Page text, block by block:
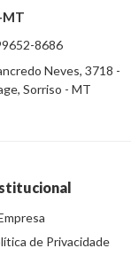
MT
8686
Neves, 3718 -
Sorriso - MT
de Privacidade